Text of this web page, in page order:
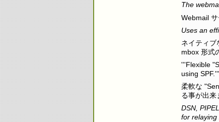
The
Webmail
Uses an
ネイティブ
mbox 形式
'''Flexible
using SPF.'''
柔軟な
る事が出来
DSN,
for relaying